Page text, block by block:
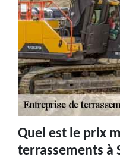
Quel est le prix
terrassements à